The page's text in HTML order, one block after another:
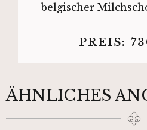
belgischer
PREIS:
ÄHNLICHES